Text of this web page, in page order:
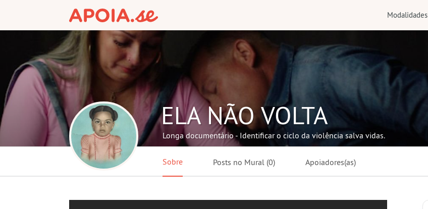
Modalidades
ELA NÃO VOLTA
Longa documentário - Identificar o ciclo da violência salva vidas.
Sobre Posts no Mural (0) Apoiadores(as)